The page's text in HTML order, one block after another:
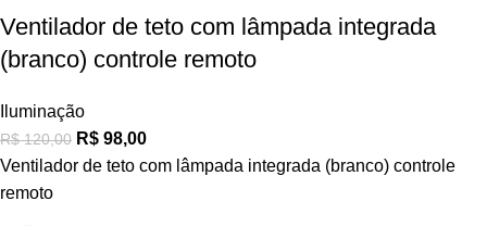
Ventilador de teto com lâmpada integrada
(branco) controle remoto
Iluminação
R$120,00 R$ 98,00
Ventilador de teto com lâmpada integrada (branco) controle
remoto